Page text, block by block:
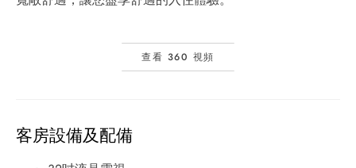
查看 360 視頻
客房設備及配備